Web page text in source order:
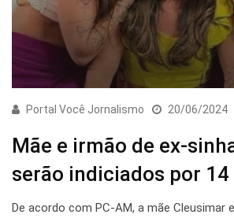
Portal Você Jornalismo 20/06/2024
Mãe e irmão de ex-
serão indiciados por
De acordo com PC-AM, a mãe Cleusimar